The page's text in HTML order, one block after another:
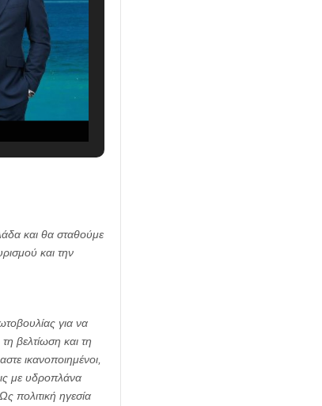
και θα σταθούμε
και την
για να
βελτίωση και τη
ικανοποιημένοι,
με υδροπλάνα
πολιτική ηγεσία